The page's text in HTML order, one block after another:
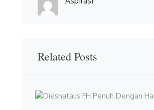
Related Posts